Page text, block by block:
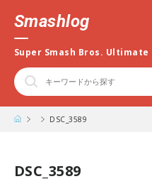
Smashlog
Super Smash Bros. Ultimate
DSC_3589
DSC_3589